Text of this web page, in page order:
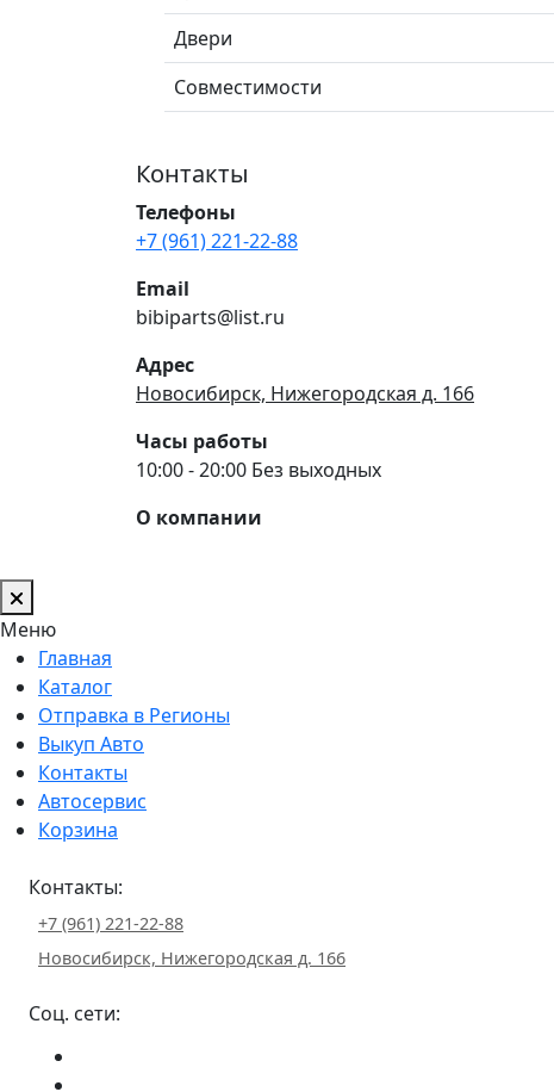
Двери
Совместимости
Контакты
Телефоны
+7 (961) 221-22-88
Email
bibiparts@list.ru
Адрес
Новосибирск, Нижегородская д. 166
Часы работы
10:00 - 20:00 Без выходных
О компании
Меню
Главная
Каталог
Отправка в Регионы
Выкуп Авто
Контакты
Автосервис
Корзина
Контакты:
+7 (961) 221-22-88
Новосибирск, Нижегородская д. 166
Соц. сети: